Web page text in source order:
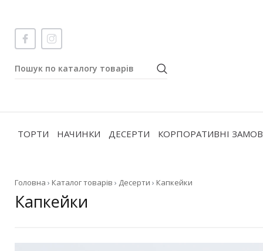
ТОРТИ НАЧИНКИ ДЕСЕРТИ КОРПОРАТИВНІ
Головна › Каталог товарів › Десерти › Капкейки
Капкейки